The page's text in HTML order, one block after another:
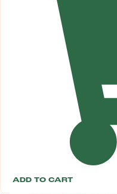
ADD TO CART